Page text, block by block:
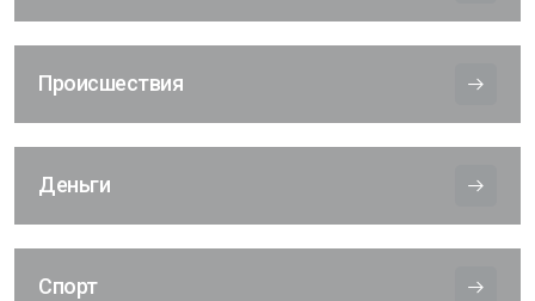
Происшествия
Деньги
Спорт